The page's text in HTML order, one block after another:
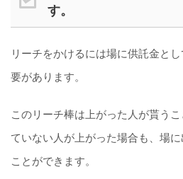
す。
リーチをかけるには場に供託金と
要があります。
このリーチ棒は上がった人が貰う
ていない人が上がった場合も、場
ことができます。